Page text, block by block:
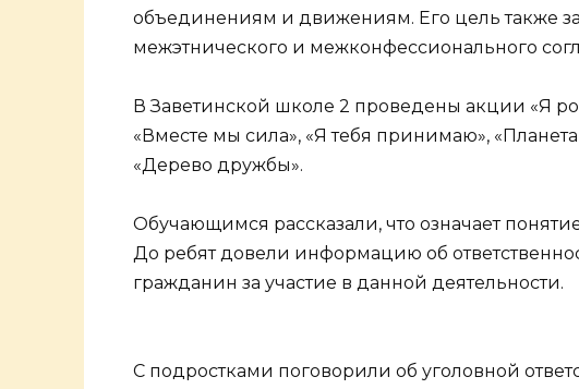
объединениям и движениям. Его цель также
межэтнического и межконфессионального
В Заветинской школе 2 проведены акции «Я
«Вместе мы сила», «Я тебя принимаю», «Планета
«Дерево дружбы».
Обучающимся рассказали, что означает
До ребят довели информацию об
гражданин за участие в данной деятельности.
С подростками поговорили об уголовной